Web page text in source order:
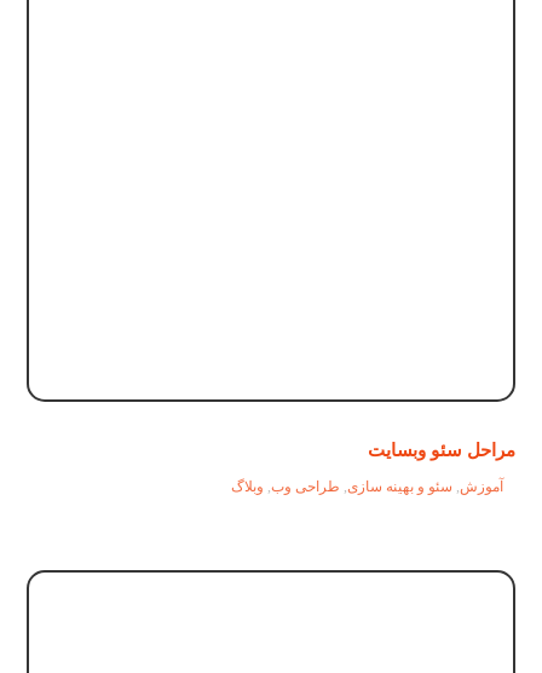
مراحل سئو وبسایت
آموزش سئو و بهینه سازی طراحی وب وبلاگ